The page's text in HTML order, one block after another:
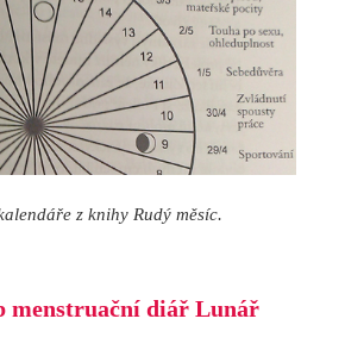
z knihy Rudý měsíc.
menstruační diář Lunář